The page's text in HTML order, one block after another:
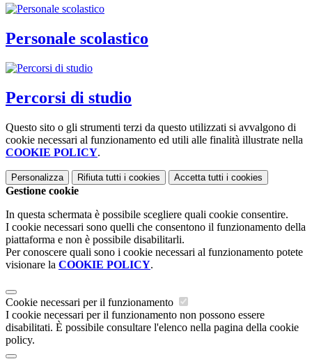
Personale scolastico
Percorsi di studio
Questo sito o gli strumenti terzi da questo utilizzati si avvalgono di
cookie necessari al funzionamento ed utili alle finalità illustrate nella
COOKIE POLICY.
Personalizza Rifiuta tutti i cookies Accetta tutti i cookies
Gestione cookie
In questa schermata è possibile scegliere quali cookie consentire.
I cookie necessari sono quelli che consentono il funzionamento della
piattaforma e non è possibile disabilitarli.
Per conoscere quali sono i cookie necessari al funzionamento potete
visionare la COOKIE POLICY.
Cookie necessari per il funzionamento
I cookie necessari per il funzionamento non possono essere
disabilitati. È possibile consultare l'elenco nella pagina della cookie
policy.